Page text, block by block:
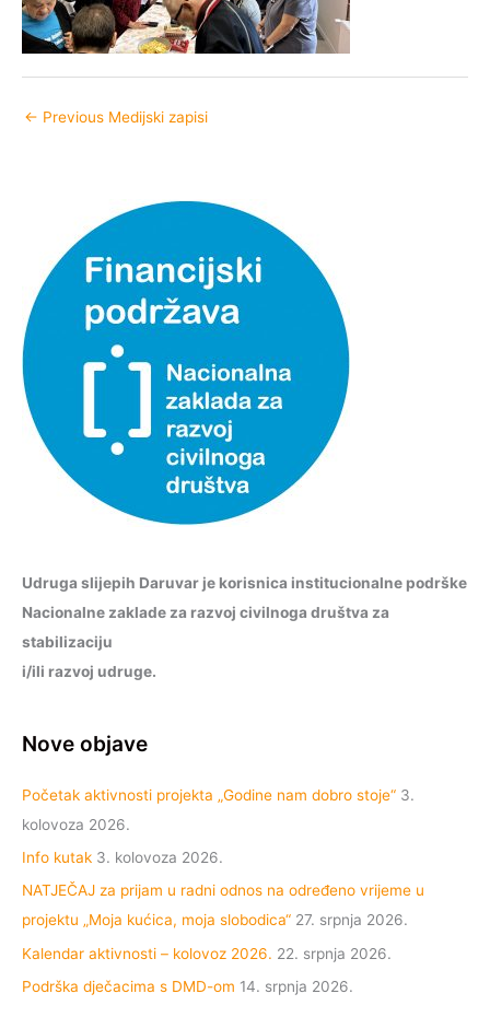
← Previous Medijski zapisi
Udruga slijepih Daruvar je korisnica institucionalne podrške
Nacionalne zaklade za razvoj civilnoga društva za
stabilizaciju
i/ili razvoj udruge.
Nove objave
Početak aktivnosti projekta „Godine nam dobro stoje“ 3.
kolovoza 2026.
Info kutak 3. kolovoza 2026.
NATJEČAJ za prijam u radni odnos na određeno vrijeme u
projektu „Moja kućica, moja slobodica“ 27. srpnja 2026.
Kalendar aktivnosti – kolovoz 2026. 22. srpnja 2026.
Podrška dječacima s DMD-om 14. srpnja 2026.